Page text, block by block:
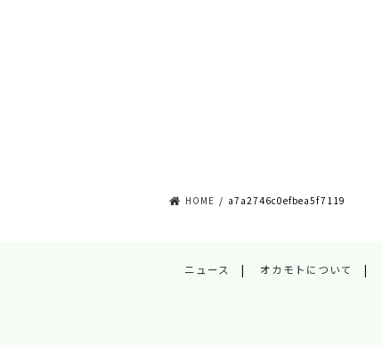
HOME a7a2746c0efbea5f7119
ニュース オカモトについて